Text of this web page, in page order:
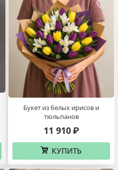
Букет из белых ирисов и
тюльпанов
11 910 ₽
КУПИТЬ